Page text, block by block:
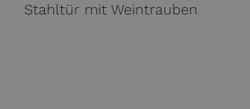
Stahltür mit Weintrauben